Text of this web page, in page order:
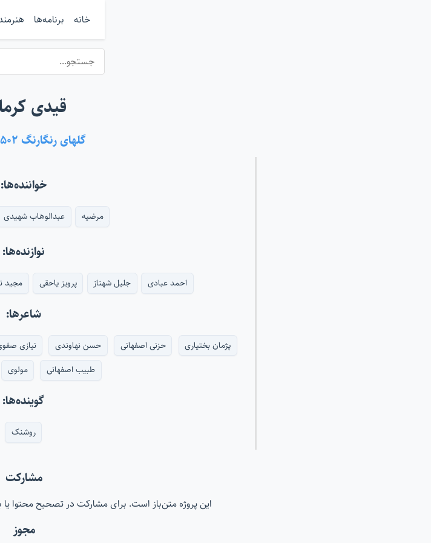
خانه برنامه‌ها
قیدی
گلهای رنگارنگ ۵۰۲ - سه‌گاه
خواننده‌ها:
مرضیه عبدالوهاب شهیدی
نوازنده‌ها:
احمد عبادی جلیل شهناز پرویز یاحقی مجید
شاعرها:
پژمان بختیاری حزنی اصفهانی حسن نهاوندی نیازی
طبیب اصفهانی
مولوی
گوینده‌ها:
روشنک
مشارکت
این پروژه متن‌باز است. برای مشارکت در تصحیح محتوا
مجوز